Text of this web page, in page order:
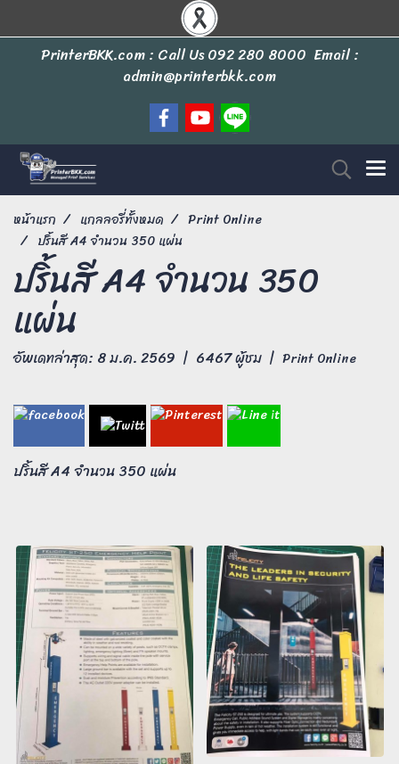
PrinterBKK.com : Call Us092 280 8000 Email :
admin@printerbkk.com
หน้าแรก แกลลอรี่ทั้งหมด
Print Online
ปริ้นสี A4 จำนวน 350 แผ่น
ปริ้นสี A4 จำนวน 350
แผ่น
อัพเดทล่าสุด: 8 ม.ค. 2569 | 6467 ผู้ชม | Print Online
ปริ้นสี A4 จำนวน 350 แผ่น